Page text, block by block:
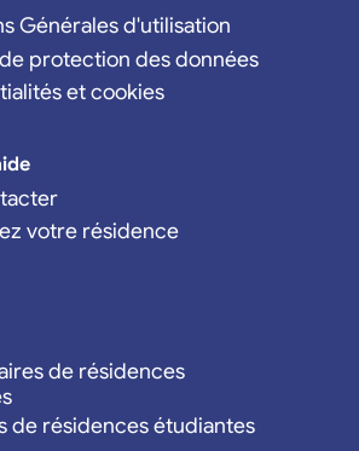
Générales d'utilisation
protection des données
et cookies
votre résidence
de résidences
de résidences étudiantes